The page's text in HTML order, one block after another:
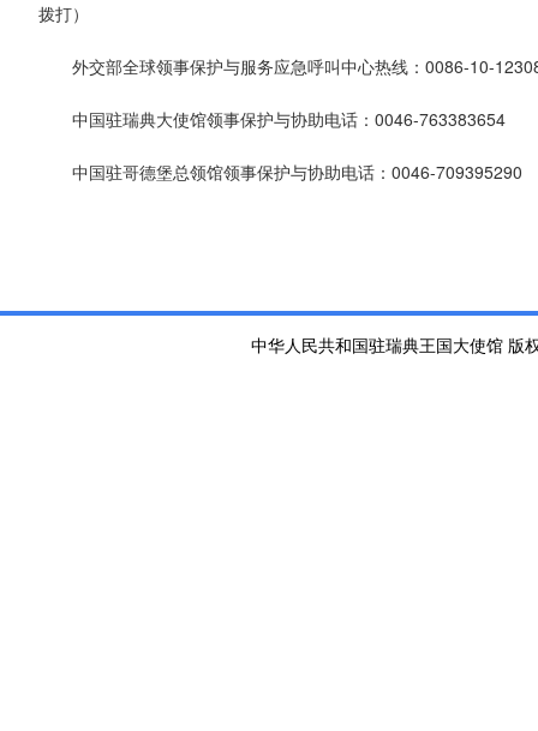
拨打）
外交部全球领事保护与服务应急呼叫中心热线：0086-10-
中国驻瑞典大使馆领事保护与协助电话：0046-763383654
中国驻哥德堡总领馆领事保护与协助电话：0046-709395290
中华人民共和国驻瑞典王国大使馆 版